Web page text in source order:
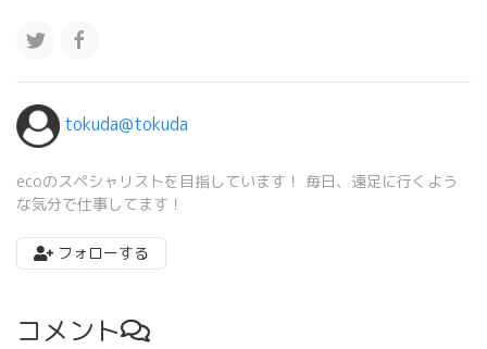
tokuda@tokuda
ecoのスペシャリストを目指しています！ 毎日、遠足に行くよう
な気分で仕事してます！
フォローする
コメント